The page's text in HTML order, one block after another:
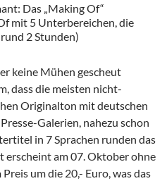
Das „Making Of“
mit 5 Unterbereichen, die
2 Stunden)
keine Mühen gescheut
dass die meisten nicht-
Originalton mit deutschen
Galerien, nahezu schon
in 7 Sprachen runden das
erscheint am 07. Oktober ohne
um die 20,- Euro, was das